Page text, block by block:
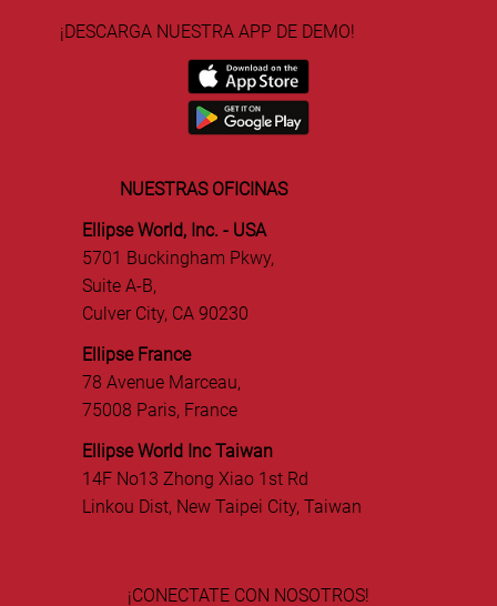
¡DESCARGA NUESTRA APP DE DEMO!
NUESTRAS OFICINAS
Ellipse World, Inc. - USA
5701 Buckingham Pkwy,
Suite A-B,
Culver City, CA 90230
Ellipse France
78 Avenue Marceau,
75008 Paris, France
Ellipse World Inc Taiwan
14F No13 Zhong Xiao 1st Rd
Linkou Dist, New Taipei City, Taiwan
¡CONECTATE CON NOSOTROS!